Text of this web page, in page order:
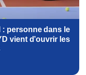
: personne dans le
vient d’ouvrir les